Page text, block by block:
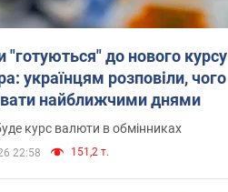
"готуються" до нового курсу
українцям розповіли, чого
найближчими днями
курс валюти в обмінниках
22:58 151,2 т.